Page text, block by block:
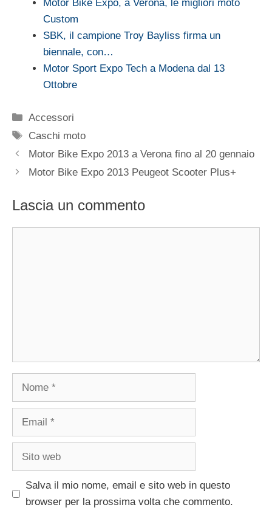
Motor Bike Expo, a Verona, le migliori moto
Custom
SBK, il campione Troy Bayliss firma un
biennale, con…
Motor Sport Expo Tech a Modena dal 13
Ottobre
Categorie
Accessori
Tag
Caschi moto
Motor Bike Expo 2013 a Verona fino al 20 gennaio
Motor Bike Expo 2013 Peugeot Scooter Plus+
Lascia un commento
Nome
Email
Sito
Salva il mio nome, email e sito web in questo
browser per la prossima volta che commento.